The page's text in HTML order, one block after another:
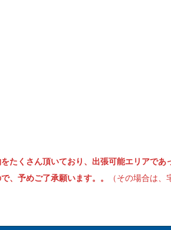
たくさん頂いており、出張可能エリアで
、予めご了承願います。。
（その場合は